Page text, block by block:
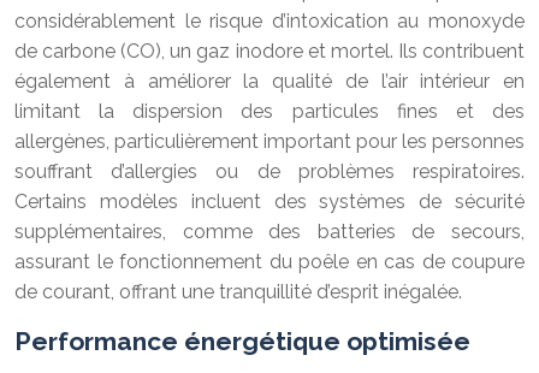
considérablement le risque d’intoxication au monoxyde
de carbone (CO), un gaz inodore et mortel. Ils contribuent
également à améliorer la qualité de l’air intérieur en
limitant la dispersion des particules fines et des
allergènes, particulièrement important pour les personnes
souffrant d’allergies ou de problèmes respiratoires.
Certains modèles incluent des systèmes de sécurité
supplémentaires, comme des batteries de secours,
assurant le fonctionnement du poêle en cas de coupure
de courant, offrant une tranquillité d’esprit inégalée.
Performance énergétique optimisée